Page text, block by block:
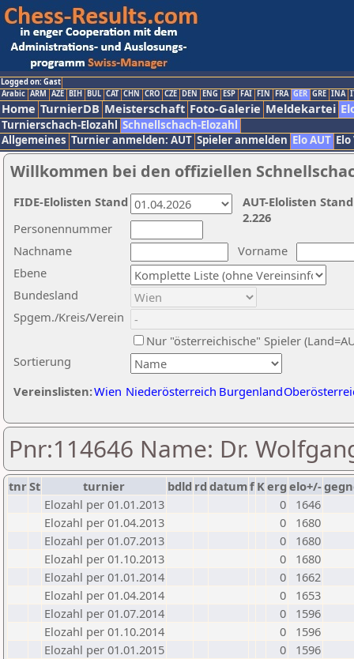
Logged on: Gast
Arabic ARM AZE BIH BUL CAT CHN CRO CZE DEN ENG ESP FAI FIN FRA GER GRE INA
Home TurnierDB Meisterschaft Foto-Galerie Meldekartei
Turnierschach-Elozahl Schnellschach-Elozahl
Allgemeines Turnier anmelden: AUT Spieler anmelden Elo AUT
Willkommen bei den offiziellen
Nachname
Vorname
Ebene
Sortierung
Personennummer
Bundesland
Spgem./Kreis/Verein
Nur "österreichische" Spieler
Vereinslisten:Wien Niederösterreich Burgenland
AUT-Elolisten
2.226
FIDE-Elolisten Stand
Pnr:114646 Name: Dr.
tnrSt turnier bdld rd datumf Kerg elo+/-
Elozahl per 01.01.2013
0
1646
Elozahl per 01.04.2013
0
1680
Elozahl per 01.07.2013
0
1680
Elozahl per 01.10.2013
0
1680
Elozahl per 01.01.2014
0
1662
Elozahl per 01.04.2014
0
1653
Elozahl per 01.07.2014
0
1596
Elozahl per 01.10.2014
0
1596
Elozahl per 01.01.2015
0
1596